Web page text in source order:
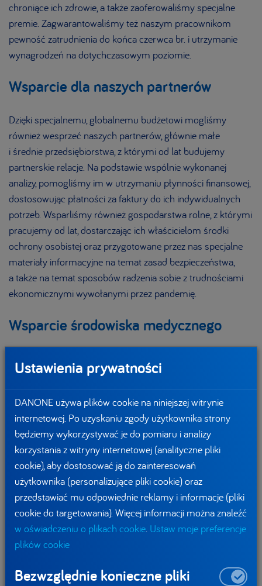
chroniące ich zdrowie, a także zaoferowaliśmy specjalne
premie. Zagwarantowaliśmy też naszym pracownikom
pewność zatrudnienia do końca czerwca br. i utrzymanie
wynagrodzeń na dotychczasowym poziomie.
Wsparcie dla naszych partnerów
Dzięki specjalnemu, globalnemu budżetowi mogliśmy
również wesprzeć naszych partnerów, głównie małe
i średnie przedsiębiorstwa, z którymi od lat budujemy
partnerskie relacje. Na podstawie wspólnie wykonanej
analizy, pomogliśmy im w utrzymaniu płynności finansowej,
dostosowując płatności za faktury do ich indywidualnych
potrzeb. Wsparliśmy również gospodarstwa rolne, z którymi
pracujemy od lat, dostarczając ich właścicielom środki
ochrony osobistej oraz przygotowane przez nas specjalne
materiały informacyjne na temat zasad bezpieczeństwa,
a także na temat sposobów radzenia sobie z trudnościami
ekonomicznymi wywołanymi przez pandemię.
Wsparcie środowiska medycznego
i personel szpitali, dlatego przekazaliśmy do nich środki
ochrony osobistej, a także nasze produkty i pieniądze na
zakup niezbędnego sprzętu. Włączyliśmy się również
w akcje #WzywamyPosiłki i WsparcieDlaSzpitala.pl. Łączna
wartość rynkowa pomocy udzielonej przez nas placówkom
medycznym i przekazanej innym podmiotom realizującym
akcje pomocowe w czasie pandemii w Polsce wyniosła już
ponad 3 mln zł. Większość inicjatyw, które podjęliśmy
w trakcie trwania pandemii, była oddolnymi pomysłami
naszych pracowników.
3 mln zł, to wartość rynkowa
pomocy rzeczowej i finansowej,
Ustawienia prywatności
DANONE używa plików cookie na niniejszej witrynie
internetowej. Po uzyskaniu zgody użytkownika strony
będziemy wykorzystywać je do pomiaru i analizy
korzystania z witryny internetowej (analityczne pliki
cookie), aby dostosować ją do zainteresowań
użytkownika (personalizujące pliki cookie) oraz
przedstawiać mu odpowiednie reklamy i informacje (pliki
cookie do targetowania). Więcej informacji można znaleźć
w oświadczeniu o plikach cookie. Ustaw moje preferencje
plików cookie
Bezwzględnie konieczne pliki